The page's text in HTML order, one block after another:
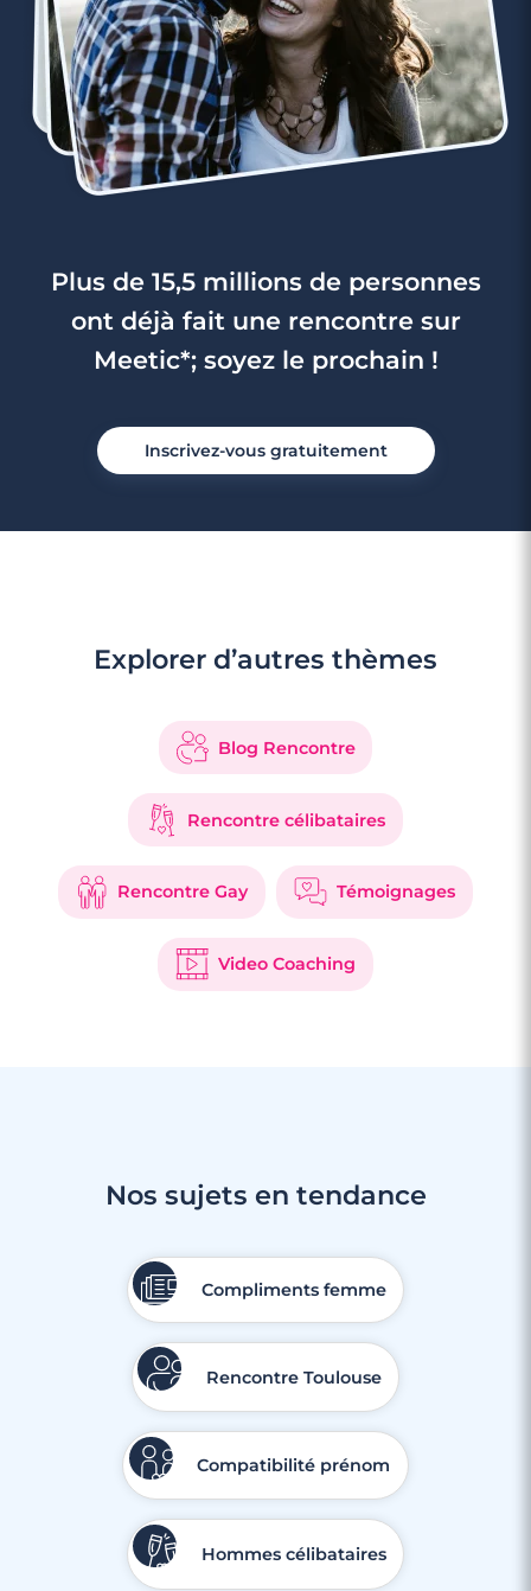
Plus de 15,5 millions de personnes
ont déjà fait une rencontre sur
Meetic*; soyez le prochain !
Inscrivez-vous gratuitement
Explorer d’autres thèmes
Blog Rencontre
Rencontre célibataires
Rencontre Gay Témoignages
Video Coaching
Nos sujets en tendance
Compliments femme
Rencontre Toulouse
Compatibilité prénom
Hommes célibataires